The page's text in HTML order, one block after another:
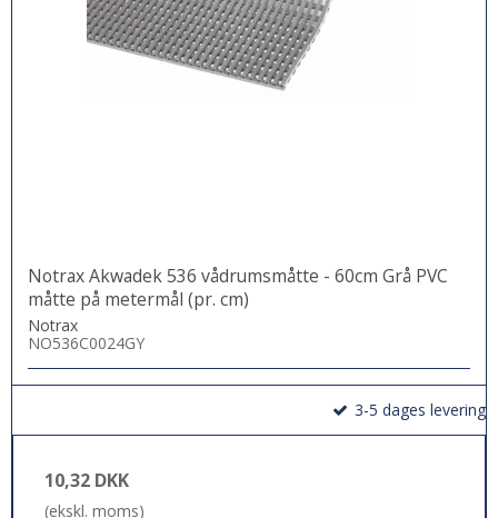
Notrax Akwadek 536 vådrumsmåtte - 60cm Grå PVC
måtte på metermål (pr. cm)
Notrax
NO536C0024GY
3-5 dages levering
10,32 DKK
(ekskl. moms)